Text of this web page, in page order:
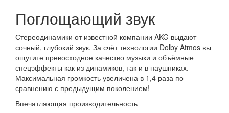
Поглощающий звук
Стереодинамики от известной компании AKG выдают
сочный, глубокий звук. За счёт технологии Dolby Atmos вы
ощутите превосходное качество музыки и объёмные
спецэффекты как из динамиков, так и в наушниках.
Максимальная громкость увеличена в 1,4 раза по
сравнению с предыдущим поколением!
Впечатляющая производительность